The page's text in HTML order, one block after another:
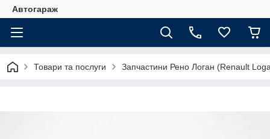
Автогараж
Товари та послуги Запчастини Рено Логан (Renault